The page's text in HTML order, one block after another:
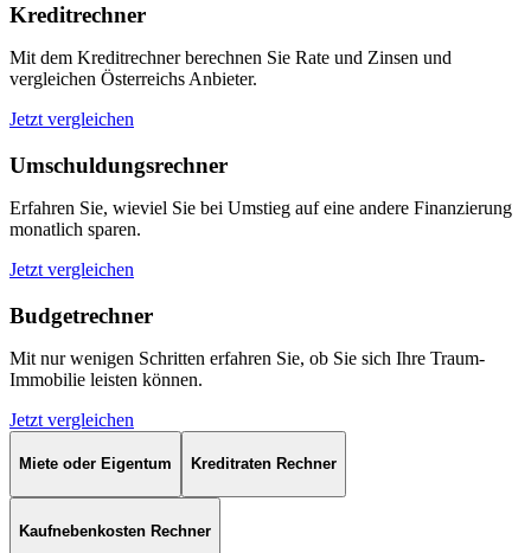
Kreditrechner
Mit dem Kreditrechner berechnen Sie Rate und Zinsen und
vergleichen Österreichs Anbieter.
Jetzt vergleichen
Umschuldungsrechner
Erfahren Sie, wieviel Sie bei Umstieg auf eine andere Finanzierung
monatlich sparen.
Jetzt vergleichen
Budgetrechner
Mit nur wenigen Schritten erfahren Sie, ob Sie sich Ihre Traum-
Immobilie leisten können.
Jetzt vergleichen
Miete oder Eigentum Kreditraten Rechner
Kaufnebenkosten Rechner